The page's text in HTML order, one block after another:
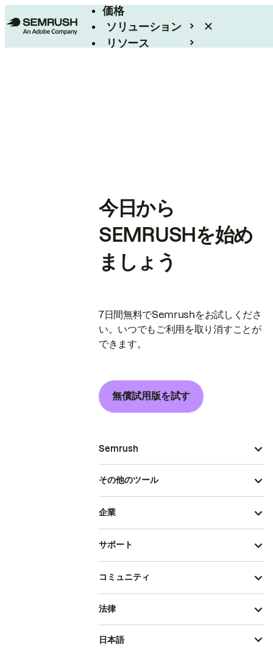
価格
ソリューション
リソース
今日から
SEMRUSHを始め
ましょう
7日間無料でSemrushをお試しくださ
い。いつでもご利用を取り消すことが
できます。
無償試用版を試す
Semrush
その他のツール
企業
サポート
コミュニティ
法律
日本語